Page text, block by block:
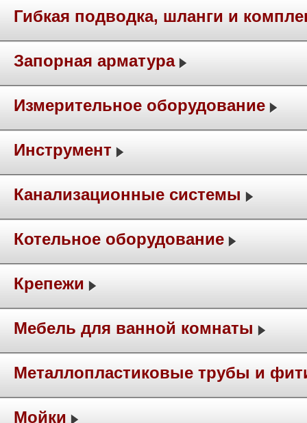
Гибкая подводка, шланги и
Запорная арматура
Измерительное оборудование
Инструмент
Канализационные системы
Котельное оборудование
Крепежи
Мебель для ванной комнаты
Металлопластиковые трубы и
Мойки